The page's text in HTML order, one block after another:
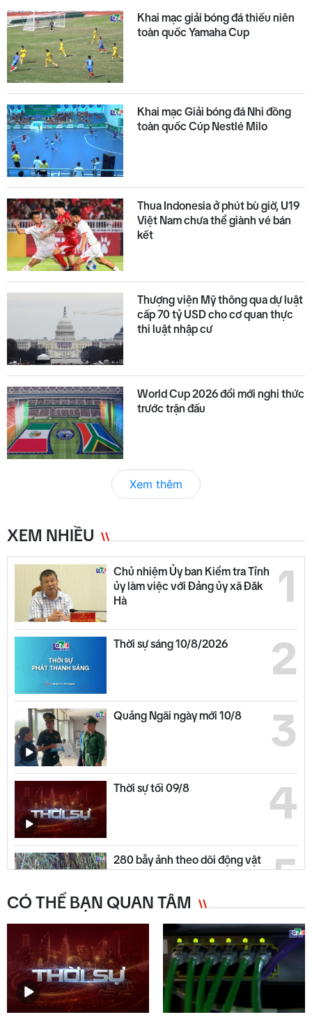
Khai mạc giải bóng đá thiếu niên
toàn quốc Yamaha Cup
Khai mạc Giải bóng đá Nhi đồng
toàn quốc Cúp Nestlé Milo
Thua Indonesia ở phút bù giờ, U19
Việt Nam chưa thể giành vé bán
kết
Thượng viện Mỹ thông qua dự luật
cấp 70 tỷ USD cho cơ quan thực
thi luật nhập cư
World Cup 2026 đổi mới nghi thức
trước trận đấu
Xem thêm
XEM NHIỀU
1
Chủ nhiệm Ủy ban Kiểm tra Tỉnh
ủy làm việc với Đảng ủy xã Đăk
Hà
2
Thời sự sáng 10/8/2026
3
Quảng Ngãi ngày mới 10/8
4
Thời sự tối 09/8
5
280 bẫy ảnh theo dõi động vật
quý hiếm ở Chư Mom Ray
6
Chuyển động duyên hải chiều
Bản tin kinh tế - tài chính
CÓ THỂ BẠN QUAN TÂM